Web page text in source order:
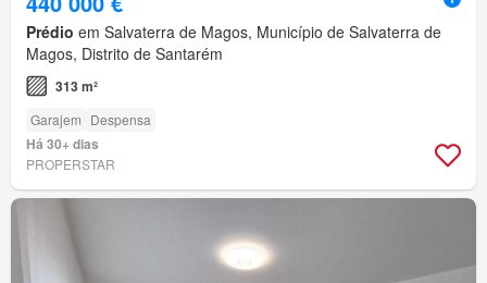
Prédio em Salvaterra de Magos, Município de Salvaterra de
Magos, Distrito de Santarém
313 m²
Garajem Despensa
Há 30+ dias
PROPERSTAR